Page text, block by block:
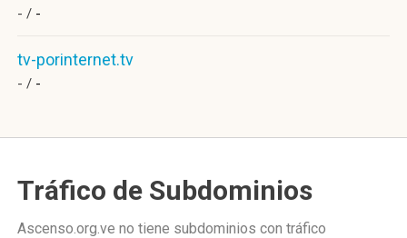
- / -
tv-porinternet.tv
- / -
Tráfico de Subdominios
Ascenso.org.ve no tiene subdominios con tráfico